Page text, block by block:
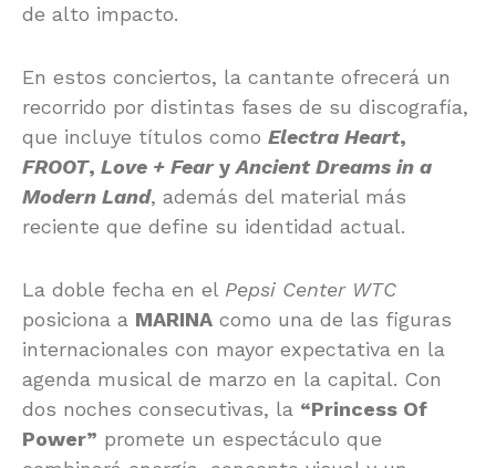
de alto impacto.
En estos conciertos, la cantante ofrecerá un
recorrido por distintas fases de su discografía,
que incluye títulos como Electra Heart,
FROOT, Love + Feary Ancient Dreams in a
Modern Land, además del material más
reciente que define su identidad actual.
La doble fecha en el Pepsi Center WTC
posiciona a MARINA como una de las figuras
internacionales con mayor expectativa en la
agenda musical de marzo en la capital. Con
dos noches consecutivas, la “Princess Of
Power” promete un espectáculo que